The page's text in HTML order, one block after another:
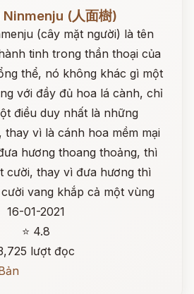
(人面樹)
(cây mặt người) là tên
tinh trong thần thoại của
thể, nó không khác gì một
với đầy đủ hoa lá cành, chỉ
điều duy nhất là những
thay vì là cánh hoa mềm mại
hương thoang thoảng, thì
cười, thay vì đưa hương thì
vang khắp cả một vùng
16-01-2021
⭐ 4.8
lượt đọc